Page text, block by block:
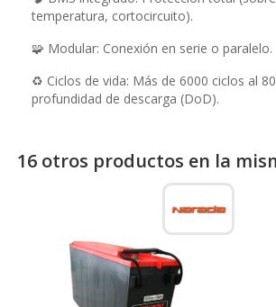
temperatura, cortocircuito).
🧩 Modular: Conexión en serie o paralelo.
♻️ Ciclos de vida: Más de 6000 ciclos al
profundidad de descarga (DoD).
16 otros productos en la